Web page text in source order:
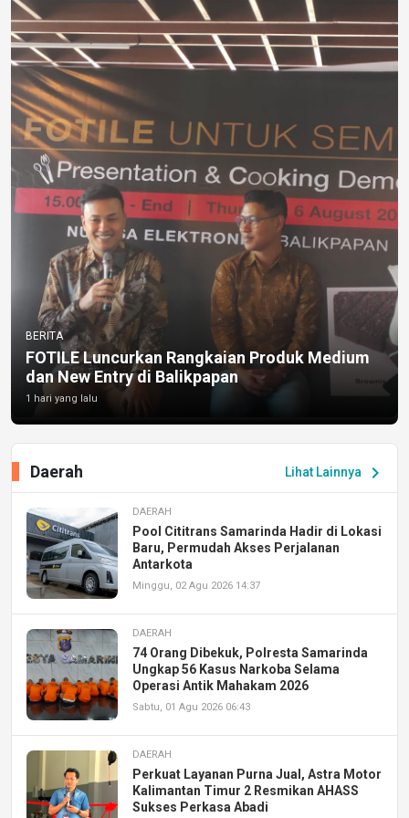
BERITA
FOTILE Luncurkan Rangkaian Produk Medium
dan New Entry di Balikpapan
1 hari yang lalu
Lihat Lainnya chevron_right
Daerah
DAERAH
Pool Cititrans Samarinda Hadir di Lokasi
Baru, Permudah Akses Perjalanan
Antarkota
Minggu, 02 Agu 2026 14:37
DAERAH
74 Orang Dibekuk, Polresta Samarinda
Ungkap 56 Kasus Narkoba Selama
Operasi Antik Mahakam 2026
Sabtu, 01 Agu 2026 06:43
DAERAH
Perkuat Layanan Purna Jual, Astra Motor
Kalimantan Timur 2 Resmikan AHASS
Sukses Perkasa Abadi